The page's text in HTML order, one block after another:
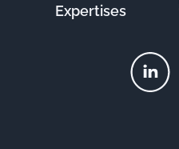
Expertises